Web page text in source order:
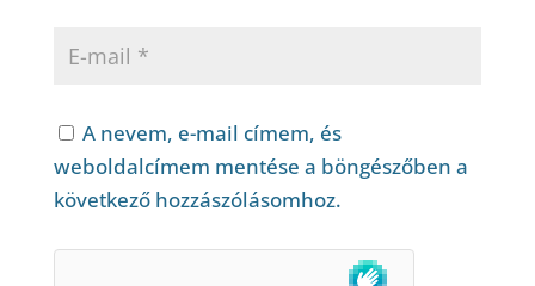
A nevem, e-mail címem, és
weboldalcímem mentése a böngészőben a
következő hozzászólásomhoz.